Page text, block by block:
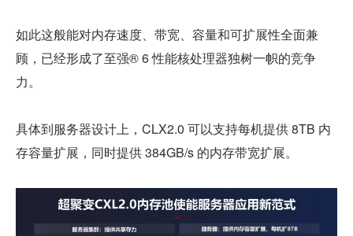
如此这般能对内存速度、带宽、容量和可扩展性全面兼
顾，已经形成了至强® 6 性能核处理器独树一帜的竞争
力。
具体到服务器设计上，CLX2.0 可以支持每机提供 8TB 内
存容量扩展，同时提供 384GB/s 的内存带宽扩展。